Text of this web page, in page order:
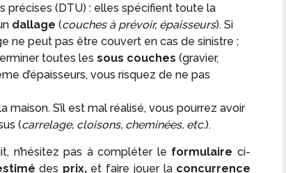
précises (DTU) : elles spécifient toute la
dallage (couches à prévoir, épaisseurs). Si
ne peut pas être couvert en cas de sinistre ;
toutes lessous couches (gravier,
d’épaisseurs, vous risquez de ne pas
S’il est mal réalisé, vous pourrez avoir
(carrelage, cloisons, cheminées, etc.).
n’hésitez pas à compléter le formulaire ci-
des prix,et faire jouer la concurrence